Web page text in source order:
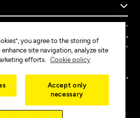
Norway AS
you agree to the storing of
site navigation, analyze site
efforts.
Cookie policy
Accept only
necessary